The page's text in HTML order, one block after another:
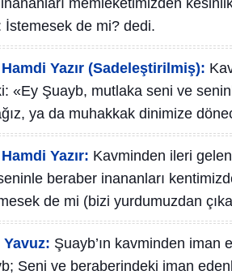
memleketimizden
İstemesek de mi? dedi.
Hamdi Yazır (Sadeleştirilmiş):
«Ey Şuayb, mutlaka seni ve
ya da muhakkak dinimize
Hamdi Yazır: Kavminden ileri
beraber inananları
de mi (bizi yurdumuzdan
Şuayb’ın kavminden
Seni ve beraberindeki iman